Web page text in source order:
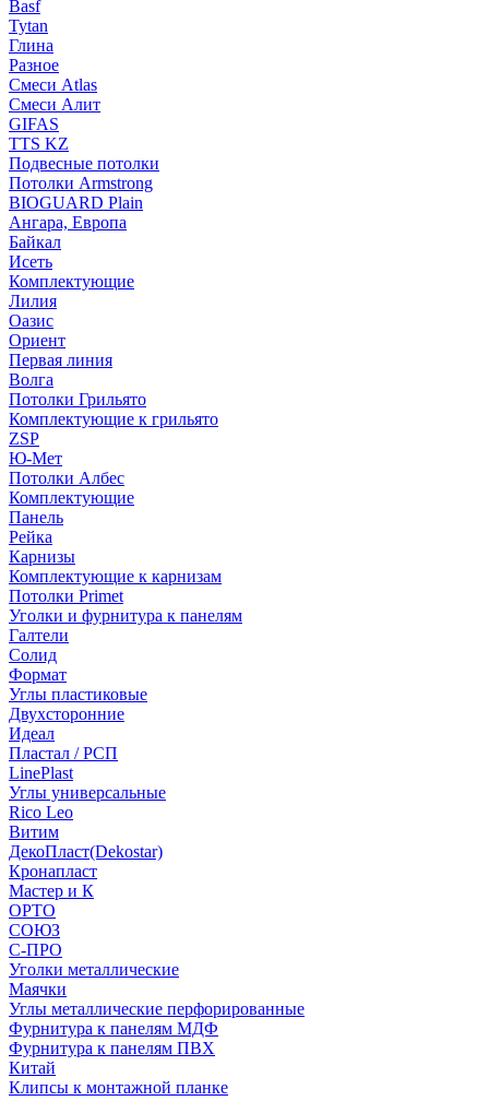
Basf
Tytan
Глина
Разное
Смеси Atlas
Смеси Алит
GIFAS
TTS KZ
Подвесные потолки
Потолки Armstrong
BIOGUARD Plain
Ангара, Европа
Байкал
Исеть
Комплектующие
Лилия
Оазис
Ориент
Первая линия
Волга
Потолки Грильято
Комплектующие к грильято
ZSP
Ю-Мет
Потолки Албес
Комплектующие
Панель
Рейка
Карнизы
Комплектующие к карнизам
Потолки Primet
Уголки и фурнитура к панелям
Галтели
Солид
Формат
Углы пластиковые
Двухсторонние
Идеал
Пластал / РСП
LinePlast
Углы универсальные
Rico Leo
Витим
ДекоПласт(Dekostar)
Кронапласт
Мастер и К
ОРТО
СОЮЗ
С-ПРО
Уголки металлические
Маячки
Углы металлические перфорированные
Фурнитура к панелям МДФ
Фурнитура к панелям ПВХ
Китай
Клипсы к монтажной планке